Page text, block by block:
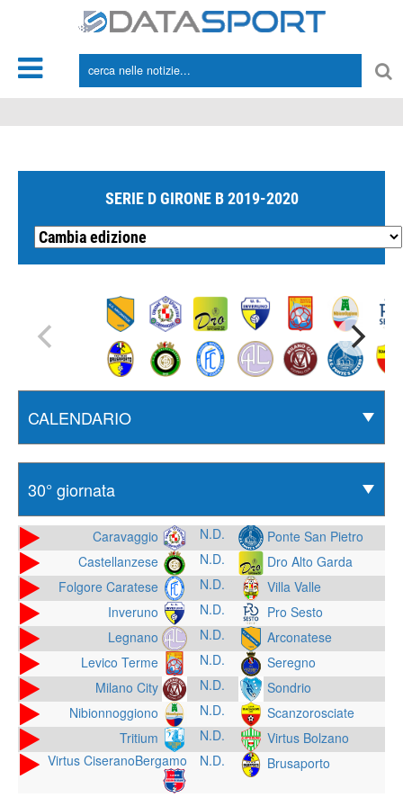
SERIE D GIRONE B 2019-2020
Caravaggio N.D.
Ponte San Pietro
Castellanzese
N.D.
Dro Alto Garda
Folgore Caratese
N.D.
Villa Valle
Inveruno
N.D.
Pro Sesto
Legnano
N.D.
Arconatese
Levico Terme
N.D.
Seregno
Milano City
N.D.
Sondrio
Nibionnoggiono
N.D.
Scanzorosciate
Tritium
N.D.
Virtus Bolzano
Virtus CiseranoBergamo
N.D. Brusaporto